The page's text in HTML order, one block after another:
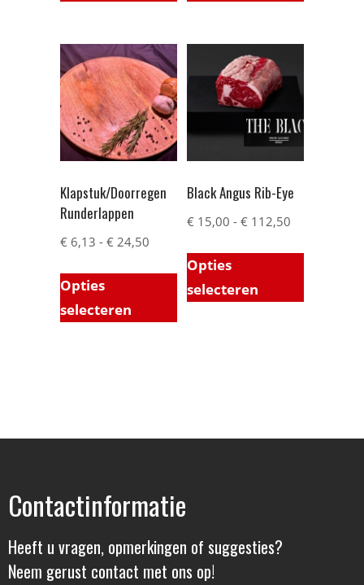
Klapstuk/Doorregen
Runderlappen
€ 6,13 - € 24,50
Opties
selecteren
Black Angus Rib-Eye
€ 15,00 - € 112,50
Opties
selecteren
Contactinformatie
Heeft u vragen, opmerkingen of suggesties?
Neem gerust contact met ons op!